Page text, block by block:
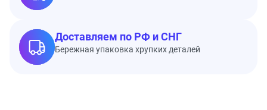
Доставляем по РФ и СНГ
Бережная упаковка хрупких деталей